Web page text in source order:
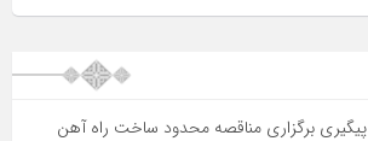
پیگیری برگزاری مناقصه محدود ساخت راه آهن